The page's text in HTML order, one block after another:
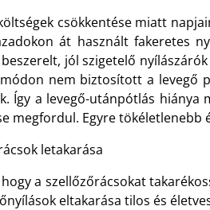
csökkentése miatt
át használt fakeretes
jól szigetelő
nem biztosított a levegő
Így a levegő-utánpótlás
megfordul. Egyre tökéletlenebb
letakarása
a szellőzőrácsokat
eltakarása tilos és